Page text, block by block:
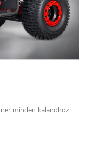
minden kalandhoz!